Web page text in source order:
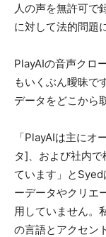
人の声を無許可で
に対して法的問題
PlayAIの音声クロ
もいくぶん曖昧で
データをどこから
「PlayAIは主に
タ]、および社内
ています」と
ーデータやクリエ
用していません。
の言語とアクセン